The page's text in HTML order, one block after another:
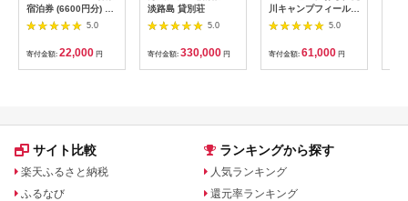
宿泊券 (6600円分) ワ
ーケーションお試しプ
ラン｜東北 福島県 会
津若松市 東山温泉 旅
行 クーポン 利用券
[0800]
5.0
寄付金額: 22,000 円
淡路島 貸別荘
5.0
寄付金額: 330,000 円
川キャンプフィールド
「住箱-jyubako-」ペ
ア宿泊チケット
5.0
寄付金額: 61,000 円
サイト比較
楽天ふるさと納税
ふるなび
ランキングから探す
人気ランキング
還元率ランキング